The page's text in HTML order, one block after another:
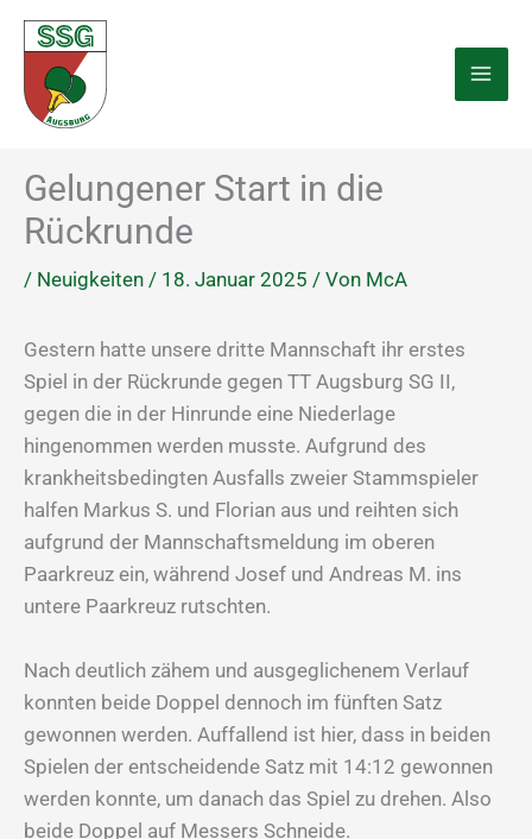
Zum
Inhalt
springen
Gelungener Start in die
Rückrunde
/ Neuigkeiten / 18. Januar 2025 / Von McA
Gestern hatte unsere dritte Mannschaft ihr erstes
Spiel in der Rückrunde gegen TT Augsburg SG II,
gegen die in der Hinrunde eine Niederlage
hingenommen werden musste. Aufgrund des
krankheitsbedingten Ausfalls zweier Stammspieler
halfen Markus S. und Florian aus und reihten sich
aufgrund der Mannschaftsmeldung im oberen
Paarkreuz ein, während Josef und Andreas M. ins
untere Paarkreuz rutschten.
Nach deutlich zähem und ausgeglichenem Verlauf
konnten beide Doppel dennoch im fünften Satz
gewonnen werden. Auffallend ist hier, dass in beiden
Spielen der entscheidende Satz mit 14:12 gewonnen
werden konnte, um danach das Spiel zu drehen. Also
beide Doppel auf Messers Schneide.